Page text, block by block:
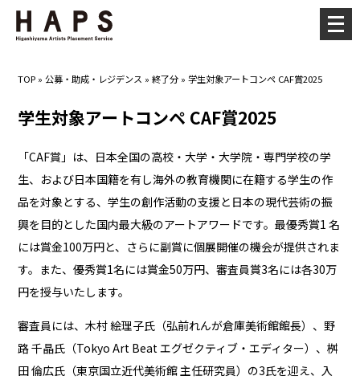
TOP »公募・助成・レジデンス »終了分 »学生対象アートコンペ CAF賞2025
学生対象アートコンペ CAF賞2025
「CAF賞」は、日本全国の高校・大学・大学院・専門学校の学
生、および日本国籍を有し海外の教育機関に在籍する学生の作
品を対象とする、学生の創作活動の支援と日本の現代芸術の振
興を目的とした国内最大級のアートアワードです。最優秀賞1 名
には賞金100万円と、さらに副賞に個展開催の機会が提供されま
す。また、優秀賞1名には賞金50万円、審査員賞3名には各30万
円を授与いたします。
審査員には、木村 絵理子氏（弘前れんが倉庫美術館館長）、野
路 千晶氏（Tokyo Art Beat エグゼクティブ・エディター）、桝
田 倫広氏（東京国立近代美術館 主任研究員）の3氏を迎え、入
メ
ニ
ー
く